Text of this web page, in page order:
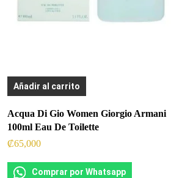
Añadir al carrito
Acqua Di Gio Women Giorgio Armani
100ml Eau De Toilette
₡65,000
Comprar por Whatsapp